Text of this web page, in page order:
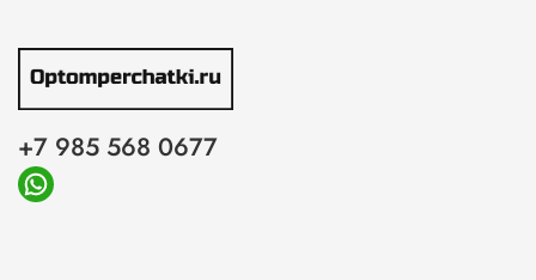
+7 985 568 0677